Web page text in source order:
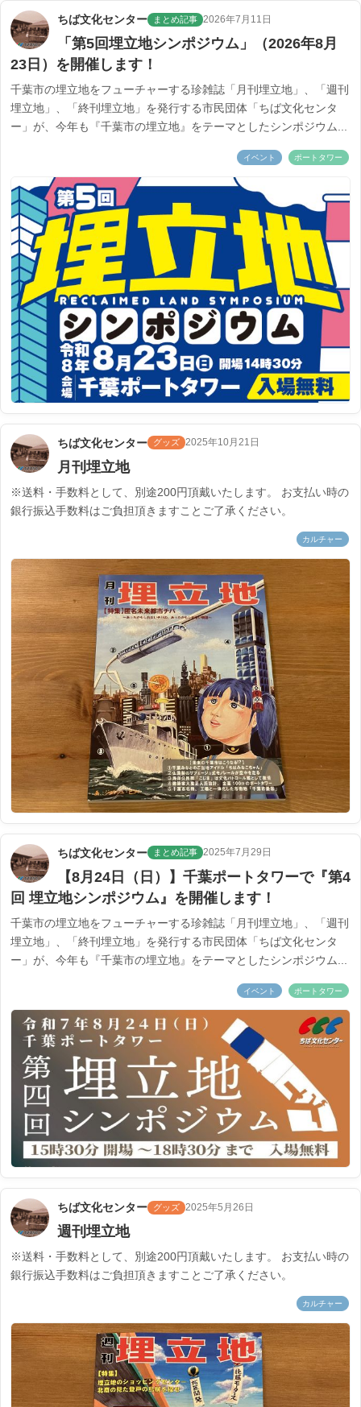
ちば文化センター まとめ記事 2026年7月11日
「第5回埋立地シンポジウム」（2026年8月
23日）を開催します！
千葉市の埋立地をフューチャーする珍雑誌「月刊埋立地」、「週刊
埋立地」、「終刊埋立地」を発行する市民団体「ちば文化センタ
ー」が、今年も『千葉市の埋立地』をテーマとしたシンポジウム...
イベント ポートタワー
ちば文化センター グッズ 2025年10月21日
月刊埋立地
※送料・手数料として、別途200円頂戴いたします。 お支払い時の
銀行振込手数料はご負担頂きますことご了承ください。
カルチャー
ちば文化センター まとめ記事 2025年7月29日
【8月24日（日）】千葉ポートタワーで『第4
回 埋立地シンポジウム』を開催します！
千葉市の埋立地をフューチャーする珍雑誌「月刊埋立地」、「週刊
埋立地」、「終刊埋立地」を発行する市民団体「ちば文化センタ
ー」が、今年も『千葉市の埋立地』をテーマとしたシンポジウム...
イベント ポートタワー
ちば文化センター グッズ 2025年5月26日
週刊埋立地
※送料・手数料として、別途200円頂戴いたします。 お支払い時の
銀行振込手数料はご負担頂きますことご了承ください。
カルチャー